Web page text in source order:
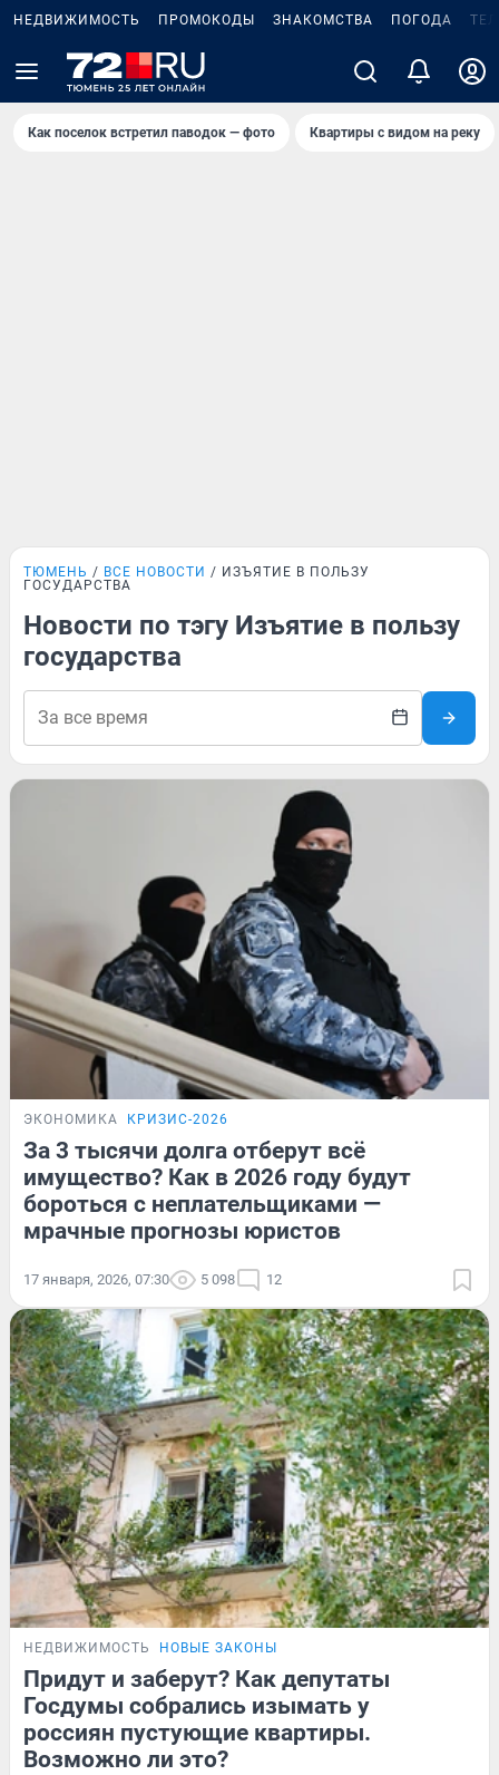
НЕДВИЖИМОСТЬ ПРОМОКОДЫ ЗНАКОМСТВА ПОГОДА
Как поселок встретил паводок — фото Квартиры с видом на реку
ТЮМЕНЬ ВСЕ НОВОСТИ
ИЗЪЯТИЕ В ПОЛЬЗУ
ГОСУДАРСТВА
Новости по тэгу Изъятие в пользу
государства
ЭКОНОМИКА КРИЗИС-2026
За 3 тысячи долга отберут всё
имущество? Как в 2026 году будут
бороться с неплательщиками —
мрачные прогнозы юристов
17 января, 2026, 07:30 5 098 12
НЕДВИЖИМОСТЬ НОВЫЕ ЗАКОНЫ
Придут и заберут? Как депутаты
Госдумы собрались изымать у
россиян пустующие квартиры.
Возможно ли это?